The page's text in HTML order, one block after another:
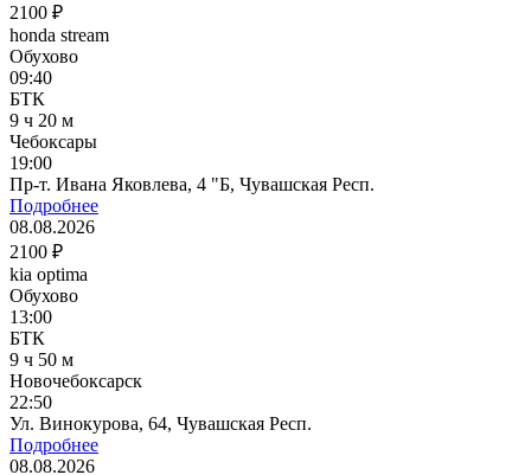
2100 ₽
honda stream
Обухово
09:40
БТК
9 ч 20 м
Чебоксары
19:00
Пр-т. Ивана Яковлева, 4 "Б, Чувашская Респ.
Подробнее
08.08.2026
2100 ₽
kia optima
Обухово
13:00
БТК
9 ч 50 м
Новочебоксарск
22:50
Ул. Винокурова, 64, Чувашская Респ.
Подробнее
08.08.2026